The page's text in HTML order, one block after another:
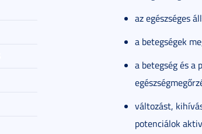
az egészséges
a betegségek
a betegség és a
változást,
potenciálok